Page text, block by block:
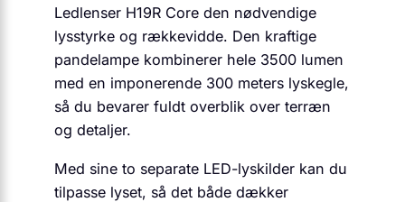
Ledlenser H19R Core den nødvendige
lysstyrke og rækkevidde. Den kraftige
pandelampe kombinerer hele 3500 lumen
med en imponerende 300 meters lyskegle,
så du bevarer fuldt overblik over terræn
og detaljer.
Med sine to separate LED-lyskilder kan du
tilpasse lyset, så det både dækker